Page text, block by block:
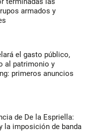
armados y
el gasto público,
al patrimonio y
primeros anuncios
de De la Espriella:
la imposición de banda